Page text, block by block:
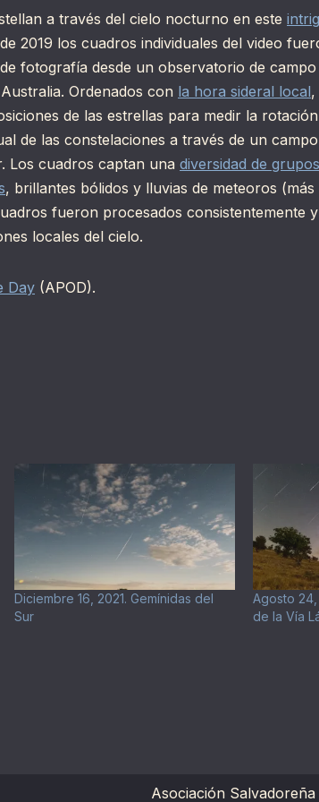
a través del cielo nocturno en este
2019 los cuadros individuales del video
fotografía desde un observatorio de
Ordenados con la hora sideral local,
de las estrellas para medir la
de las constelaciones a través de un
Los cuadros captan una diversidad de
, brillantes bólidos y lluvias de meteoros (más
fueron procesados consistentemente
locales del cielo.
Day (APOD).
Diciembre 16, 2021. Gemínidas del
Sur
Agosto
de la Vía
Asociación